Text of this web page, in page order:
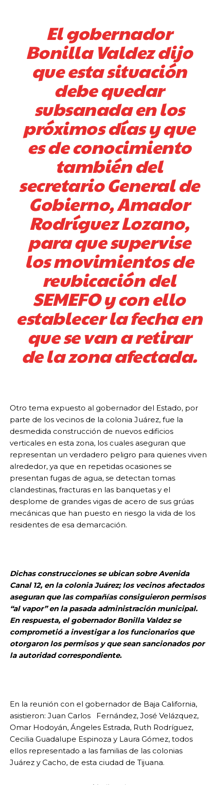
El gobernador
Bonilla Valdez dijo
que esta situación
debe quedar
subsanada en los
próximos días y que
es de conocimiento
también del
secretario General de
Gobierno, Amador
Rodríguez Lozano,
para que supervise
los movimientos de
reubicación del
SEMEFO y con ello
establecer la fecha en
que se van a retirar
de la zona afectada.
Otro tema expuesto al gobernador del Estado, por
parte de los vecinos de la colonia Juárez, fue la
desmedida construcción de nuevos edificios
verticales en esta zona, los cuales aseguran que
representan un verdadero peligro para quienes viven
alrededor, ya que en repetidas ocasiones se
presentan fugas de agua, se detectan tomas
clandestinas, fracturas en las banquetas y el
desplome de grandes vigas de acero de sus grúas
mecánicas que han puesto en riesgo la vida de los
residentes de esa demarcación.
Dichas construcciones se ubican sobre Avenida
Canal 12, en la colonia Juárez; los vecinos afectados
aseguran que las compañías consiguieron permisos
“al vapor” en la pasada administración municipal.
En respuesta, el gobernador Bonilla Valdez se
comprometió a investigar a los funcionarios que
otorgaron los permisos y que sean sancionados por
la autoridad correspondiente.
En la reunión con el gobernador de Baja California,
asistieron: Juan Carlos Fernández, José Velázquez,
Omar Hodoyán, Ángeles Estrada, Ruth Rodríguez,
Cecilia Guadalupe Espinoza y Laura Gómez, todos
ellos representado a las familias de las colonias
Juárez y Cacho, de esta ciudad de Tijuana.